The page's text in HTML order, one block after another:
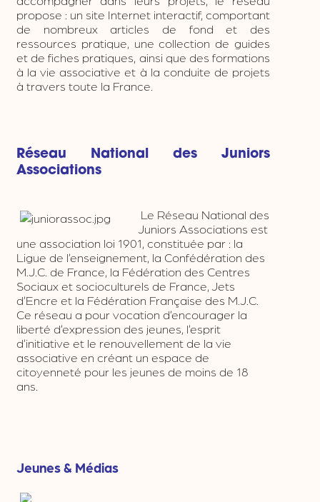
propose : un site Internet interactif, comportant
de nombreux articles de fond et des
ressources pratique, une collection de guides
et de fiches pratiques, ainsi que des formations
à la vie associative et à la conduite de projets
à travers toute la France.
Réseau National des Juniors
Associations
Le Réseau National des
Juniors Associations est
une association loi 1901, constituée par : la
Ligue de l’enseignement, la Confédération des
M.J.C. de France, la Fédération des Centres
Sociaux et socioculturels de France, Jets
d’Encre et la Fédération Française des M.J.C.
Ce réseau a pour vocation d’encourager la
liberté d’expression des jeunes, l’esprit
d’initiative et le renouvellement de la vie
associative en créant un espace de
citoyenneté pour les jeunes de moins de 18
ans.
Jeunes & Médias